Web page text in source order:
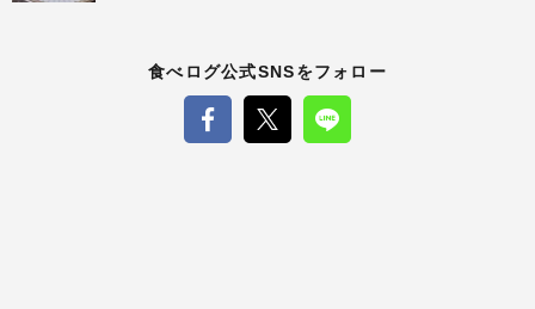
食べログ公式SNSをフォロー